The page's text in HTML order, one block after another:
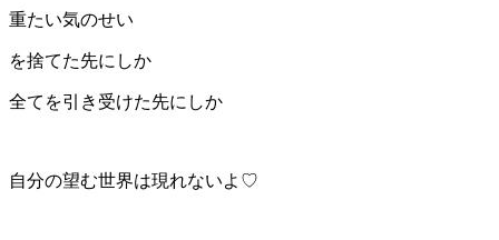
重たい気のせい
を捨てた先にしか
全てを引き受けた先にしか
自分の望む世界は現れないよ♡